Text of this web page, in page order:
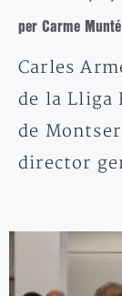
per Carme
Carles
de la Lliga
de
director